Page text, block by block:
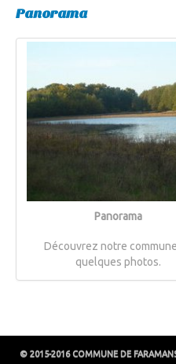
Panorama
Panorama
Découvrez notre
quelques photos.
© 2015-2016 COMMUNE DE